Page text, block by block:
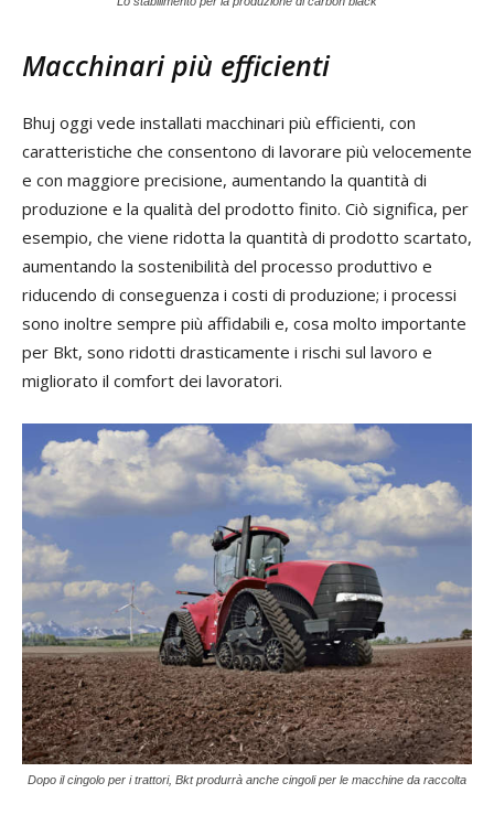
Macchinari più efficienti
Bhuj oggi vede installati macchinari più efficienti, con
caratteristiche che consentono di lavorare più velocemente
e con maggiore precisione, aumentando la quantità di
produzione e la qualità del prodotto finito. Ciò significa, per
esempio, che viene ridotta la quantità di prodotto scartato,
aumentando la sostenibilità del processo produttivo e
riducendo di conseguenza i costi di produzione; i processi
sono inoltre sempre più affidabili e, cosa molto importante
per Bkt, sono ridotti drasticamente i rischi sul lavoro e
migliorato il comfort dei lavoratori.
Dopo il cingolo per i trattori, Bkt produrrà anche cingoli per le macchine da raccolta